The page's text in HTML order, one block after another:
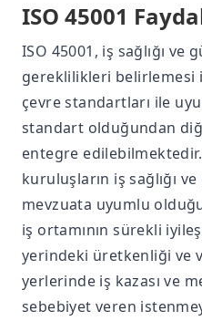
ISO 45001
ISO 45001, iş sağlığı
gereklilikleri belirlemesi
çevre standartları ile
standart olduğundan
entegre
kuruluşların iş sağlığı
mevzuata uyumlu
iş ortamının sürekli
yerindeki üretkenliği ve
yerlerinde iş kazası ve
sebebiyet veren